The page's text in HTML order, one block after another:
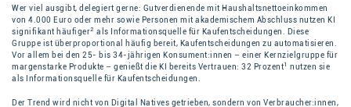
Wer viel ausgibt, delegiert gerne: Gutverdienende mit Haushaltsnettoeinkommen
von 4.000 Euro oder mehr sowie Personen mit akademischem Abschluss nutzen KI
signifikant häufiger2 als Informationsquelle für Kaufentscheidungen. Diese
Gruppe ist überproportional häufig bereit, Kaufentscheidungen zu automatisieren.
Vor allem bei den 25- bis 34-jährigen Konsument:innen – einer Kernzielgruppe für
margenstarke Produkte – genießt die KI bereits Vertrauen: 32 Prozent1 nutzen sie
als Informationsquelle für Kaufentscheidungen.
Der Trend wird nicht von Digital Natives getrieben, sondern von Verbraucher:innen,